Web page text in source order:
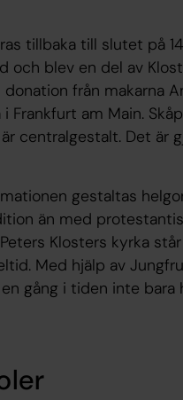
tillbaka till slutet på
och blev en del av
från makarna
Frankfurt am Main.
centralgestalt. Det är
gestaltas
än med
Klosters kyrka
Med hjälp av
gång i tiden inte bara